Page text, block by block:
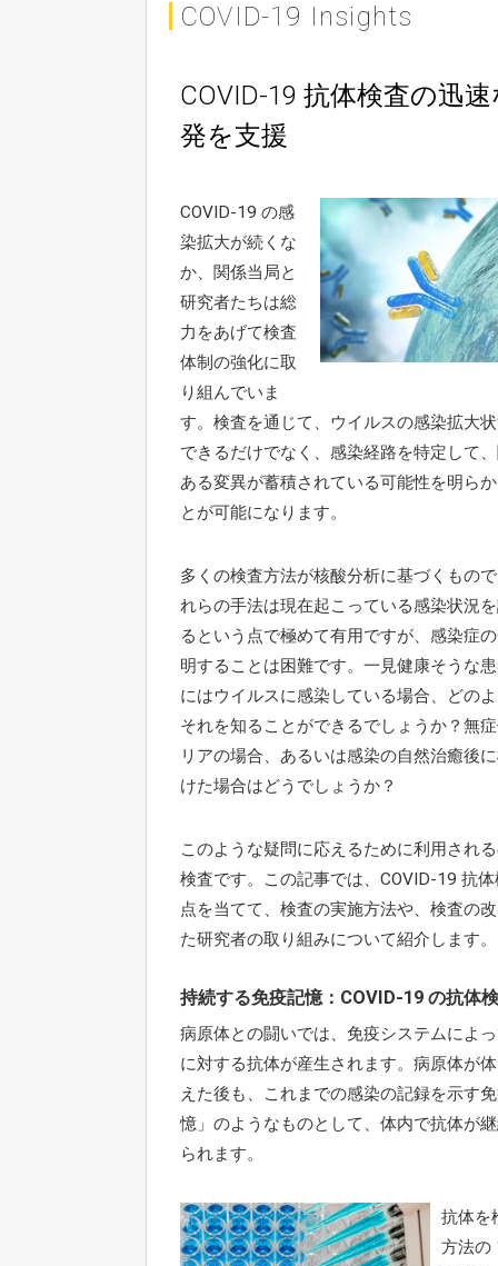
COVID-19 Insights
COVID-19 抗体検査の迅
発を支援
COVID-19 の感
染拡大が続くな
か、関係当局と
研究者たちは総
力をあげて検査
体制の強化に取
り組んでいま
す。検査を通じて、ウイルスの感染拡大
できるだけでなく、感染経路を特定して
ある変異が蓄積されている可能性を明ら
とが可能になります。
多くの検査方法が核酸分析に基づくもの
れらの手法は現在起こっている感染状況
るという点で極めて有用ですが、感染症
明することは困難です。一見健康そうな
にはウイルスに感染している場合、どの
それを知ることができるでしょうか？無
リアの場合、あるいは感染の自然治癒後
けた場合はどうでしょうか？
このような疑問に応えるために利用され
検査です。この記事では、COVID-19 抗
点を当てて、検査の実施方法や、検査の
た研究者の取り組みについて紹介します。
持続する免疫記憶：COVID-19 の抗体
病原体との闘いでは、免疫システムによ
に対する抗体が産生されます。病原体が
えた後も、これまでの感染の記録を示す
憶」のようなものとして、体内で抗体が
られます。
抗体を
方法の